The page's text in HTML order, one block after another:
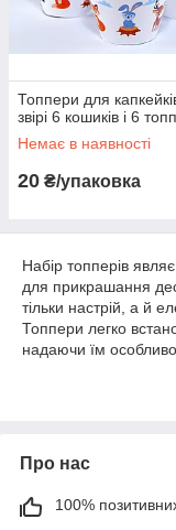
Топпери для
звірі 6 кошиків і 6
Немає в наявності
20 ₴/упаковка
Набір топперів
для прикрашання
тільки настрій, а й
Топпери легко
надаючи їм
топперів дає змогу
Про нас
100%